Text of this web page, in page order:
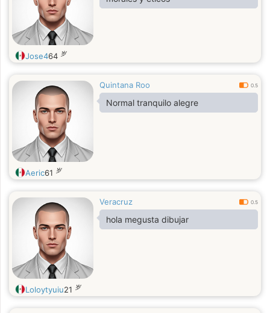
Jose464 岁
Quintana Roo 0.5
Normal tranquilo alegre
Aeric61 岁
Veracruz 0.5
hola megusta dibujar
Loloytyuiu21 岁